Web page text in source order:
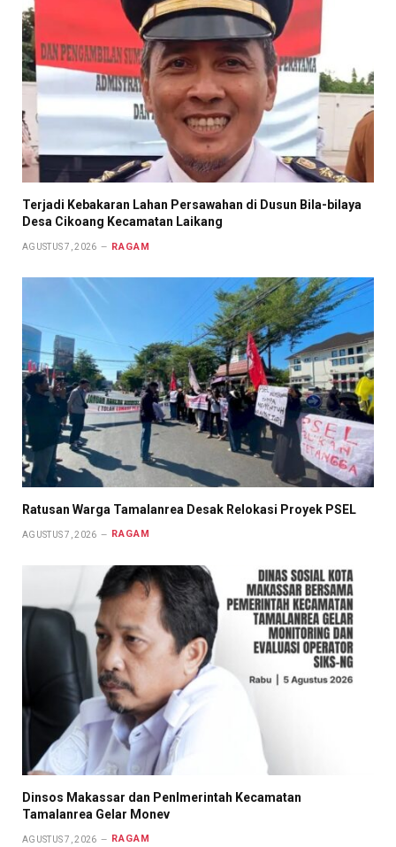
Terjadi Kebakaran Lahan Persawahan di Dusun Bila-bilaya
Desa Cikoang Kecamatan Laikang
AGUSTUS 7, 2026 RAGAM
Ratusan Warga Tamalanrea Desak Relokasi Proyek PSEL
AGUSTUS 7, 2026 RAGAM
Dinsos Makassar dan Penlmerintah Kecamatan
Tamalanrea Gelar Monev
AGUSTUS 7, 2026 RAGAM